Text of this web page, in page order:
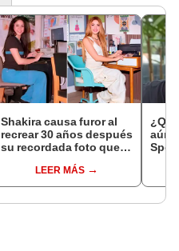
Shakira causa furor al
recrear 30 años después
su recordada foto que
LEER MÁS
aún